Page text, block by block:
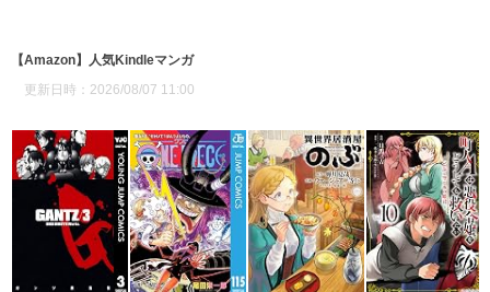
【Amazon】人気Kindleマンガ
更新日時：2026/08/07 11:00